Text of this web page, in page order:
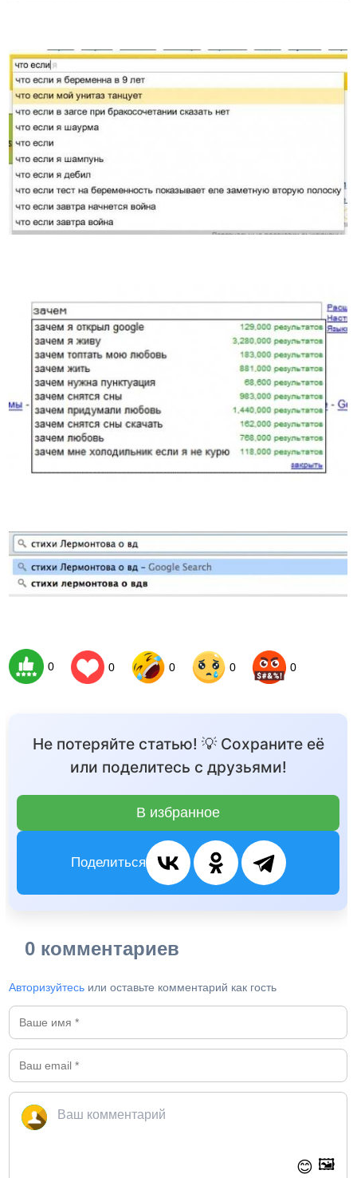
0 0 0 0 0
Не потеряйте статью! 💡 Сохраните её
или поделитесь с друзьями!
В избранное
Поделиться
0 комментариев
Авторизуйтесь или оставьте комментарий как гость
😊 🖼️